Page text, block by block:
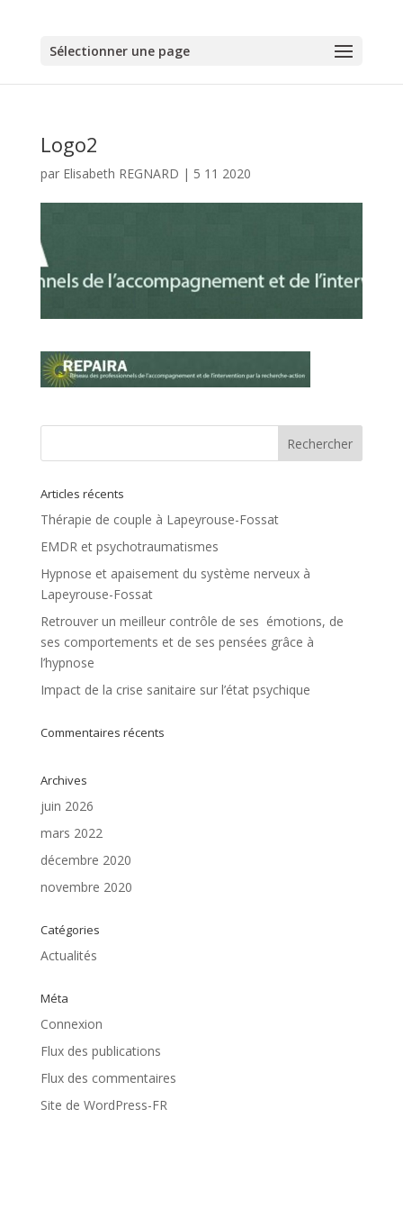
Sélectionner une page
Logo2
par Elisabeth REGNARD | 5 11 2020
Articles récents
Thérapie de couple à Lapeyrouse-Fossat
EMDR et psychotraumatismes
Hypnose et apaisement du système nerveux à
Lapeyrouse-Fossat
Retrouver un meilleur contrôle de ses émotions, de
ses comportements et de ses pensées grâce à
l’hypnose
Impact de la crise sanitaire sur l’état psychique
Commentaires récents
Archives
juin 2026
mars 2022
décembre 2020
novembre 2020
Catégories
Actualités
Méta
Connexion
Flux des publications
Flux des commentaires
Site de WordPress-FR